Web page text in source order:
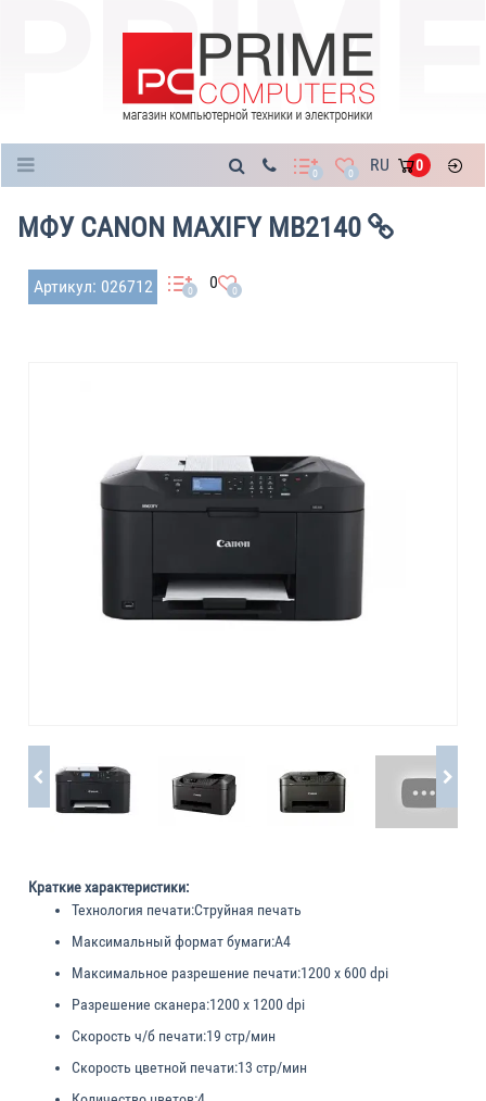
0 0 RU 0
МФУ CANON MAXIFY MB2140
Артикул: 026712 0 0 0
Краткие характеристики:
Технология печати:Струйная печать
Максимальный формат бумаги:A4
Максимальное разрешение печати:1200 x 600 dpi
Разрешение сканера:1200 x 1200 dpi
Скорость ч/б печати:19 стр/мин
Скорость цветной печати:13 стр/мин